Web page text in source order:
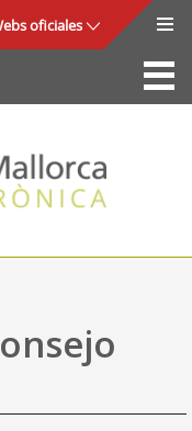
oficiales
La Sede
Consejo de Mallorca
Acceso y seguridad
Utilidades
Mapa web
Ayuda